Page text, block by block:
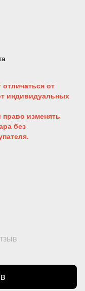
от
индивидуальных
право изменять
без